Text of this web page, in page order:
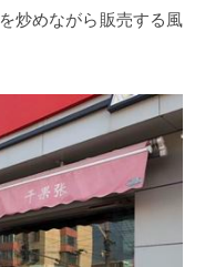
炒めながら販売する風